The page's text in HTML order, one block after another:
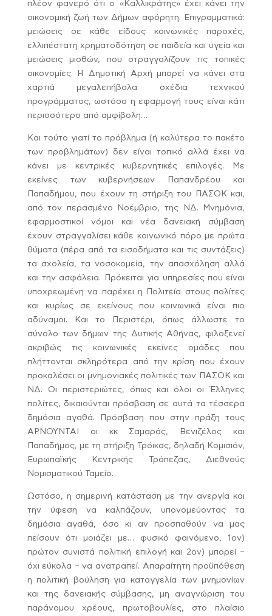
πλέον φανερό ότι ο «Καλλικράτης» έχει κάνει την
οικονομική ζωή των Δήμων αφόρητη. Επιγραμματικά:
μειώσεις σε κάθε είδους κοινωνικές παροχές,
ελλιπέστατη χρηματοδότηση σε παιδεία και υγεία και
μειώσεις μισθών, που στραγγαλίζουν τις τοπικές
οικονομίες. Η Δημοτική Αρχή μπορεί να κάνει στα
χαρτιά μεγαλεπήβολα σχέδια τεχνικού
προγράμματος, ωστόσο η εφαρμογή τους είναι κάτι
περισσότερο από αμφίβολη…
Και τούτο γιατί το πρόβλημα (ή καλύτερα το πακέτο
των προβλημάτων) δεν είναι τοπικό αλλά έχει να
κάνει με κεντρικές κυβερνητικές επιλογές. Με
εκείνες των κυβερνήσεων Παπανδρέου και
Παπαδήμου, που έχουν τη στήριξη του ΠΑΣΟΚ και,
από τον περασμένο Νοέμβριο, της ΝΔ. Μνημόνια,
εφαρμοστικοί νόμοι και νέα δανειακή σύμβαση
έχουν στραγγαλίσει κάθε κοινωνικό πόρο με πρώτα
θύματα (πέρα από τα εισοδήματα και τις συντάξεις)
τα σχολεία, τα νοσοκομεία, την απασχόληση αλλά
και την ασφάλεια. Πρόκειται για υπηρεσίες που είναι
υποχρεωμένη να παρέχει η Πολιτεία στους πολίτες
και κυρίως σε εκείνους που κοινωνικά είναι πιο
αδύναμοι. Και το Περιστέρι, όπως άλλωστε το
σύνολο των δήμων της Δυτικής Αθήνας, φιλοξενεί
ακριβώς τις κοινωνικές εκείνες ομάδες που
πλήττονται σκληρότερα από την κρίση που έχουν
προκαλέσει οι μνημονιακές πολιτικές των ΠΑΣΟΚ και
ΝΔ. Οι περιστεριώτες, όπως και όλοι οι Έλληνες
πολίτες, δικαιούνται πρόσβαση σε αυτά τα τέσσερα
δημόσια αγαθά. Πρόσβαση που στην πράξη τους
ΑΡΝΟΥΝΤΑΙ οι κκ Σαμαράς, Βενιζέλος και
Παπαδήμος, με τη στήριξη Τρόικας, δηλαδή Κομισιόν,
Ευρωπαϊκής Κεντρικής Τράπεζας, Διεθνούς
Νομισματικού Ταμείο.
Ωστόσο, η σημερινή κατάσταση με την ανεργία και
την ύφεση να καλπάζουν, υπονομεύοντας τα
δημόσια αγαθά, όσο κι αν προσπαθούν να μας
πείσουν ότι μοιάζει με… φυσικό φαινόμενο, 1ον)
πρώτον συνιστά πολιτική επιλογή και 2ον) μπορεί –
όχι εύκολα – να ανατραπεί. Απαραίτητη προϋπόθεση
η πολιτική βούληση για καταγγελία των μνημονίων
και της δανειακής σύμβασης, μη αναγνώριση του
παράνομου χρέους, πρωτοβουλίες, στο πλαίσιο